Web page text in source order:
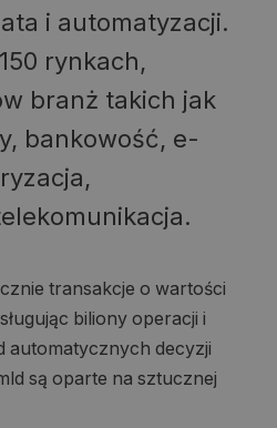
i automatyzacji.
rynkach,
branż takich jak
bankowość, e-
transakcje o wartości
biliony operacji i
automatycznych decyzji
są oparte na sztucznej